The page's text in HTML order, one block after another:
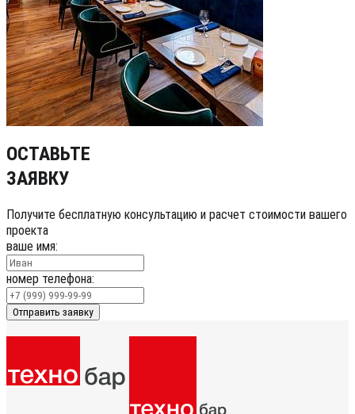
ОСТАВЬТЕ
ЗАЯВКУ
Получите бесплатную консультацию и расчет стоимости вашего
проекта
ваше имя:
номер телефона:
Отправить заявку